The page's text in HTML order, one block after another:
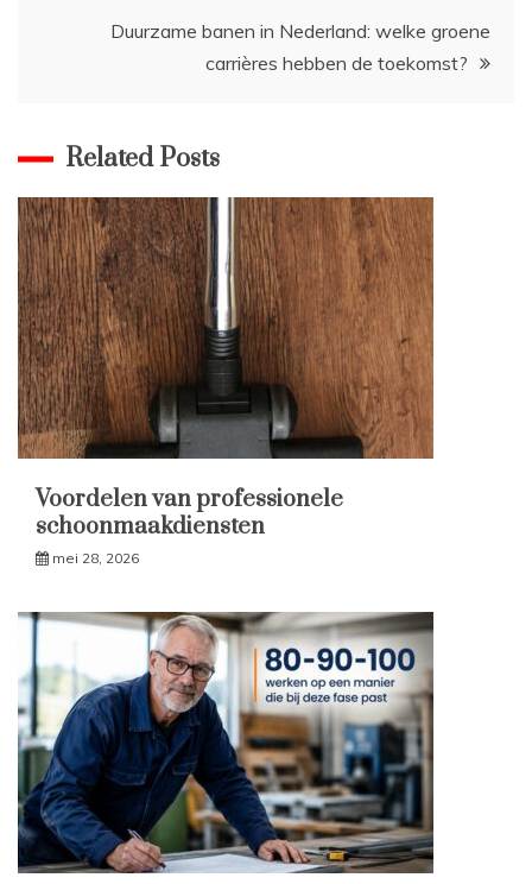
Duurzame banen in Nederland: welke groene
carrières hebben de toekomst?
Related Posts
Voordelen van professionele
schoonmaakdiensten
mei 28, 2026